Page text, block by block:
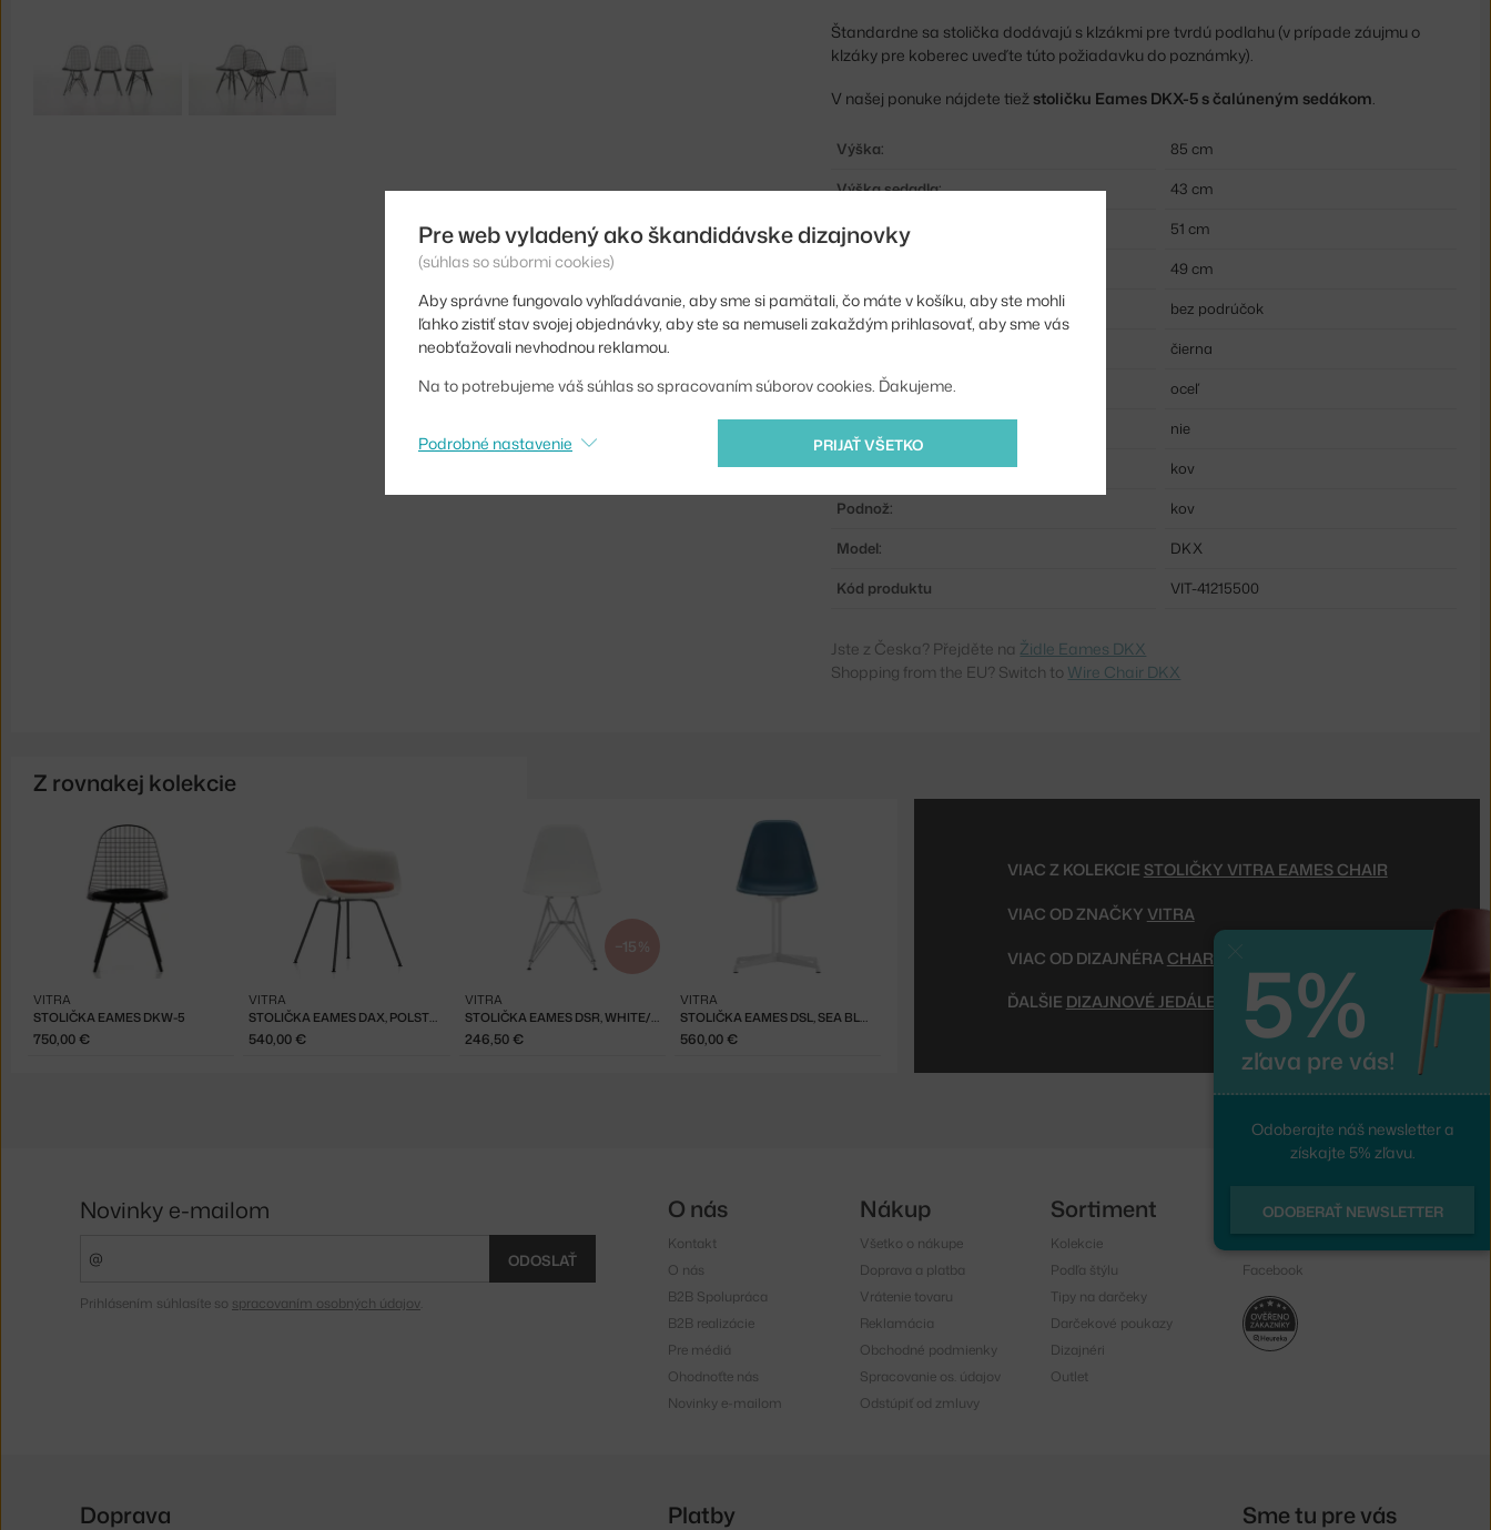
Štandardne sa stolička dodávajú s klzákmi pre tvrdú podlahu (v prípade záujmu o
klzáky pre koberec uveďte túto požiadavku do poznámky).
V našej ponuke nájdete tiež stoličku Eames DKX-5 s čalúneným sedákom.
Výška:
85 cm
Výška sedadla:
43 cm
Hĺbka:
51 cm
49 cm
Podrúčky:
bez podrúčok
čierna
Materiál:
oceľ
nie
Sedák:
kov
Podnož:
kov
Model:
DKX
Kód produktu
VIT-41215500
Jste z Česka? Přejděte na Židle Eames DKX
Shopping from the EU? Switch to Wire Chair DKX
Z rovnakej kolekcie
STOLIČKA EAMES DKW-5
VITRA
750,00 €
STOLIČKA EAMES DAX, POLSTROVANÝ SEDÁK
VITRA
540,00 €
−15 %
STOLIČKA EAMES DSR, WHITE/CHROME
VITRA
246,50 €
STOLIČKA EAMES DSL, SEA BLUE / WHITE
VITRA
560,00 €
VIAC Z KOLEKCIE STOLIČKY VITRA EAMES CHAIR
VIAC OD ZNAČKY VITRA
VIAC OD DIZAJNÉRA CHARLES A RAY EAMES
ĎALŠIE DIZAJNOVÉ JEDÁLENSKÉ STOLIČKY
Pre web vyladený ako škandidávske dizajnovky
(súhlas so súbormi cookies)
Aby správne fungovalo vyhľadávanie, aby sme si pamätali, čo máte v košíku, aby ste mohli
ľahko zistiť stav svojej objednávky, aby ste sa nemuseli zakaždým prihlasovať, aby sme vás
neobťažovali nevhodnou reklamou.
Na to potrebujeme váš súhlas so spracovaním súborov cookies. Ďakujeme.
PRIJAŤ VŠETKO
Podrobné nastavenie
5%
zľava pre vás!
Odoberajte náš newsletter a
získajte 5% zľavu.
ODOBERAŤ NEWSLETTER
Novinky e-mailom
ODOSLAŤ
Prihlásením súhlasíte so spracovaním osobných údajov
O nás
Kontakt
O nás
B2B Spolupráca
B2B realizácie
Pre médiá
Ohodnoťte nás
Novinky e-mailom
Nákup
Všetko o nákupe
Doprava a platba
Vrátenie tovaru
Reklamácia
Obchodné podmienky
Spracovanie os. údajov
Odstúpiť od zmluvy
Sortiment
Kolekcie
Podľa štýlu
Tipy na darčeky
Darčekové poukazy
Dizajnéri
Outlet
Sledujte nás
Facebook
Doprava Platby Sme tu pre vás